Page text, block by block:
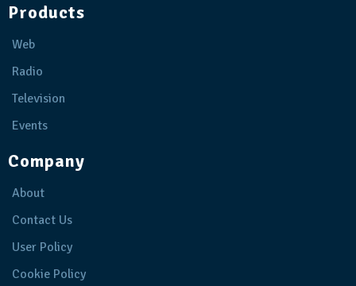
Products
Web
Radio
Television
Events
Company
About
Contact Us
User Policy
Cookie Policy